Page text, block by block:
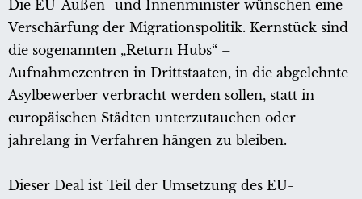
Die EU-Außen- und Innenminister wünschen eine
Verschärfung der Migrationspolitik. Kernstück sind
die sogenannten „Return Hubs“ –
Aufnahmezentren in Drittstaaten, in die abgelehnte
Asylbewerber verbracht werden sollen, statt in
europäischen Städten unterzutauchen oder
jahrelang in Verfahren hängen zu bleiben.
Dieser Deal ist Teil der Umsetzung des EU-